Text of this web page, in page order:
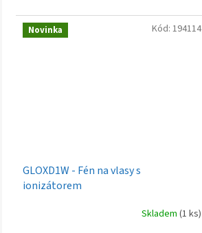
Novinka
GLOXD1W - Fén na vlasy s
ionizátorem
Skladem (1 ks)
Kód: 194114